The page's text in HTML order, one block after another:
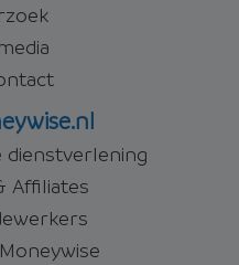
dienstverlening
Affiliates